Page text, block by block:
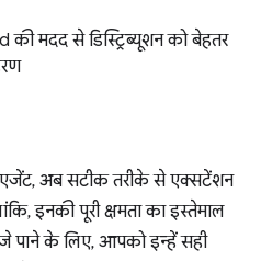
की मदद से डिस्ट्रिब्यूशन को बेहतर
अब सटीक तरीके से एक्सटेंशन
इनकी पूरी क्षमता का इस्तेमाल
पाने के लिए, आपको इन्हें सही